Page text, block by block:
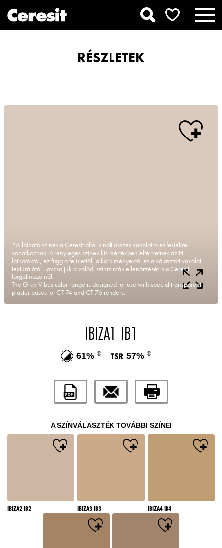
RÉSZLETEK
*A látható színek a Ceresit által kínált összes vakolatra és festékre
vonatkoznak. A tényleges színek kis mértékben eltérhetnek az itt
láthatóktól, ez függ a felülettől, a körülményektől és a választott vakolat
textúrájától. Javasoljuk a valódi színminták ellenőrzését is a Ceresit
forgalmazóinál.
The Grey Vibes color range is designed for use with special transparent
plaster bases for CT 74 and CT 76 renders.
IBIZA1 IB1
61% 57%
A SZÍNVÁLASZTÉK TOVÁBBI SZÍNEI
IBIZA2 IB2 IBIZA3 IB3 IBIZA4 IB4